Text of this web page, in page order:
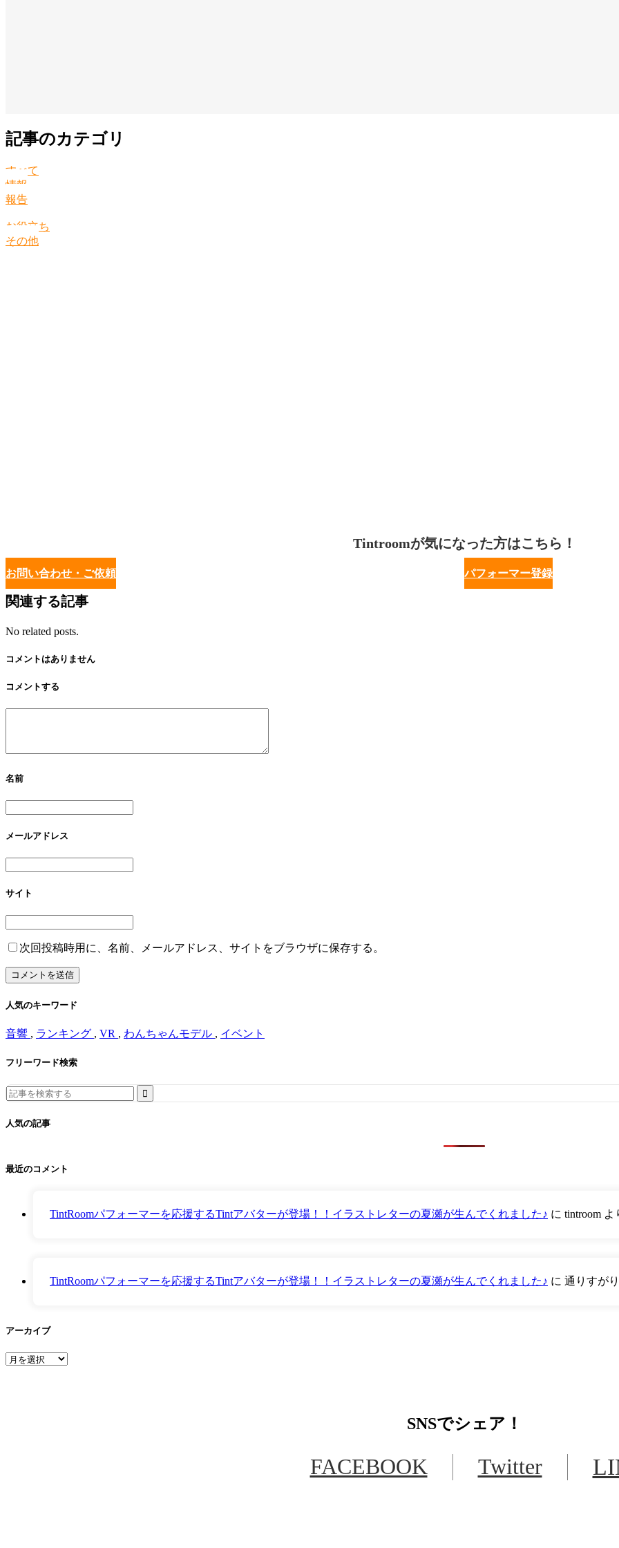
記事のカテゴリ
すべて
情報
報告
お役立ち
その他
Tintroomが気になった方はこちら！
お問い合わせ・ご依頼 パフォーマー登録
関連する記事
No related posts.
コメントはありません
コメントする
名前
メールアドレス
サイト
次回投稿時用に、名前、メールアドレス、サイトをブラウザに保存する。
人気のキーワード
音響 , ランキング , VR , わんちゃんモデル , イベント
フリーワード検索
Search
for:
人気の記事
最近のコメント
TintRoomパフォーマーを応援するTintアバターが登場！！イラストレターの夏瀬が生んでくれました♪ に tintroom よ
TintRoomパフォーマーを応援するTintアバターが登場！！イラストレターの夏瀬が生んでくれました♪ に 通りすがり
アーカイブ
ア
SNSでシェア！
FACEBOOK Twitter